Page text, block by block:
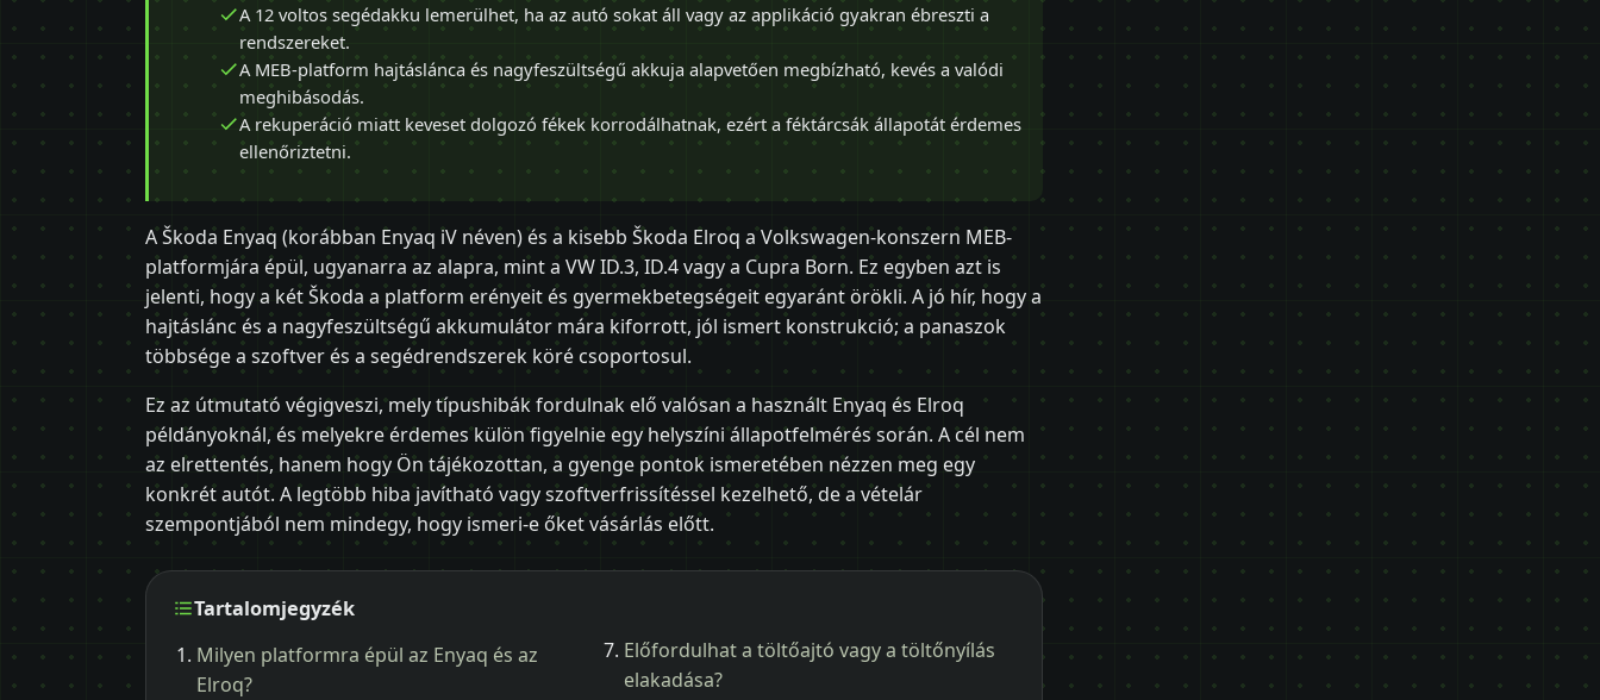
A 12 voltos segédakku lemerülhet, ha az autó sokat áll vagy az applikáció gyakran ébreszti a
rendszereket.
A MEB-platform hajtáslánca és nagyfeszültségű akkuja alapvetően megbízható, kevés a valódi
meghibásodás.
A rekuperáció miatt keveset dolgozó fékek korrodálhatnak, ezért a féktárcsák állapotát érdemes
ellenőriztetni.
A Škoda Enyaq (korábban Enyaq iV néven) és a kisebb Škoda Elroq a Volkswagen-konszern MEB-
platformjára épül, ugyanarra az alapra, mint a VW ID.3, ID.4 vagy a Cupra Born. Ez egyben azt is
jelenti, hogy a két Škoda a platform erényeit és gyermekbetegségeit egyaránt örökli. A jó hír, hogy a
hajtáslánc és a nagyfeszültségű akkumulátor mára kiforrott, jól ismert konstrukció; a panaszok
többsége a szoftver és a segédrendszerek köré csoportosul.
Ez az útmutató végigveszi, mely típushibák fordulnak elő valósan a használt Enyaq és Elroq
példányoknál, és melyekre érdemes külön figyelnie egy helyszíni állapotfelmérés során. A cél nem
az elrettentés, hanem hogy Ön tájékozottan, a gyenge pontok ismeretében nézzen meg egy
konkrét autót. A legtöbb hiba javítható vagy szoftverfrissítéssel kezelhető, de a vételár
szempontjából nem mindegy, hogy ismeri-e őket vásárlás előtt.
Tartalomjegyzék
Milyen platformra épül az Enyaq és az
Elroq?
Előfordulhat a töltőajtó vagy a töltőnyílás
elakadása?